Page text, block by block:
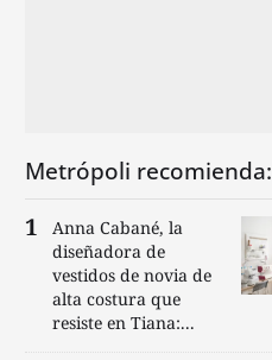
Metrópoli recomienda:
Anna Cabané, la
diseñadora de
vestidos de novia de
alta costura que
resiste en Tiana:...